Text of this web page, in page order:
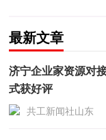
最新文章
济宁企业家资源对
式获好评
共工新闻社山东